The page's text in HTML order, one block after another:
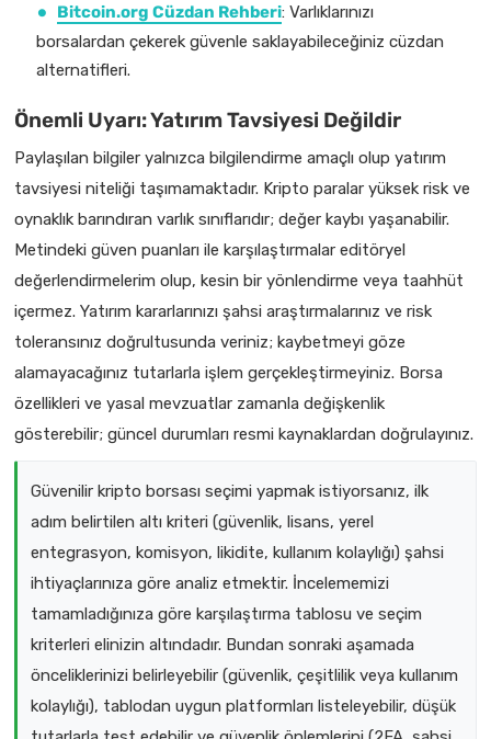
Bitcoin.org Cüzdan Rehberi: Varlıklarınızı
borsalardan çekerek güvenle saklayabileceğiniz cüzdan
alternatifleri.
Önemli Uyarı: Yatırım Tavsiyesi Değildir
Paylaşılan bilgiler yalnızca bilgilendirme amaçlı olup yatırım
tavsiyesi niteliği taşımamaktadır. Kripto paralar yüksek risk ve
oynaklık barındıran varlık sınıflarıdır; değer kaybı yaşanabilir.
Metindeki güven puanları ile karşılaştırmalar editöryel
değerlendirmelerim olup, kesin bir yönlendirme veya taahhüt
içermez. Yatırım kararlarınızı şahsi araştırmalarınız ve risk
toleransınız doğrultusunda veriniz; kaybetmeyi göze
alamayacağınız tutarlarla işlem gerçekleştirmeyiniz. Borsa
özellikleri ve yasal mevzuatlar zamanla değişkenlik
gösterebilir; güncel durumları resmi kaynaklardan doğrulayınız.
Güvenilir kripto borsası seçimi yapmak istiyorsanız, ilk
adım belirtilen altı kriteri (güvenlik, lisans, yerel
entegrasyon, komisyon, likidite, kullanım kolaylığı) şahsi
ihtiyaçlarınıza göre analiz etmektir. İncelememizi
tamamladığınıza göre karşılaştırma tablosu ve seçim
kriterleri elinizin altındadır. Bundan sonraki aşamada
önceliklerinizi belirleyebilir (güvenlik, çeşitlilik veya kullanım
kolaylığı), tablodan uygun platformları listeleyebilir, düşük